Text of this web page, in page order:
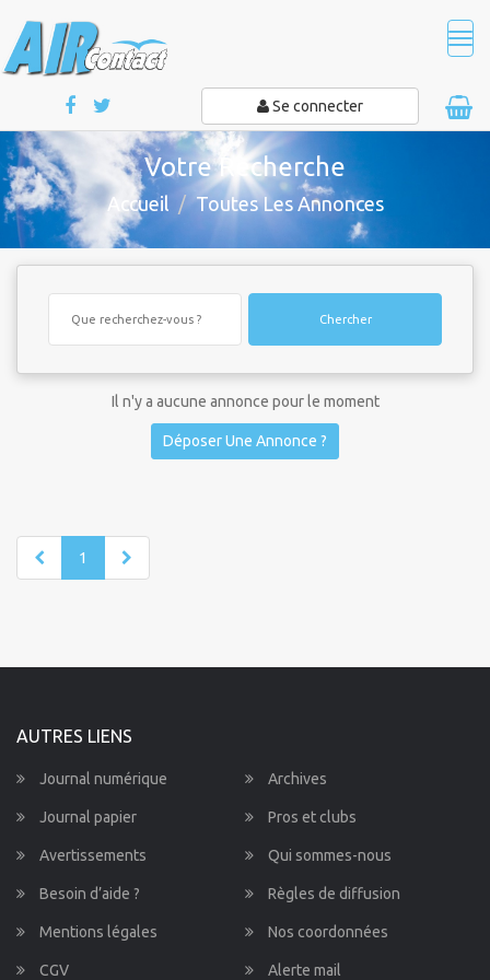
Se connecter
Votre Recherche
Accueil Toutes Les Annonces
Chercher
Il n'y a aucune annonce pour le moment
Déposer Une Annonce ?
1
AUTRES LIENS
Journal numérique Archives
Journal papier Pros et clubs
Avertissements Qui sommes-nous
Besoin d’aide ? Règles de diffusion
Mentions légales Nos coordonnées
CGV Alerte mail